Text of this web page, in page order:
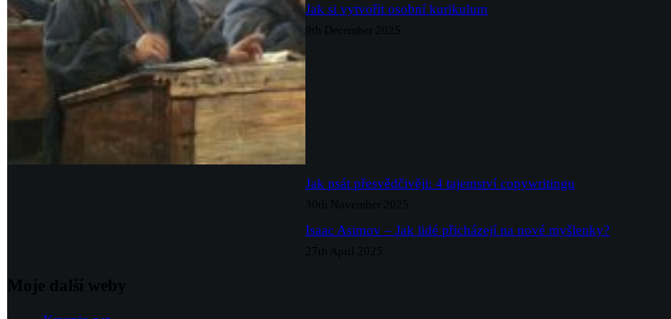
Jak si vytvořit osobní kurikulum
9th December 2025
Jak psát přesvědčivěji: 4 tajemství copywritingu
30th November 2025
Isaac Asimov – Jak lidé přicházejí na nové myšlenky?
27th April 2025
Moje další weby